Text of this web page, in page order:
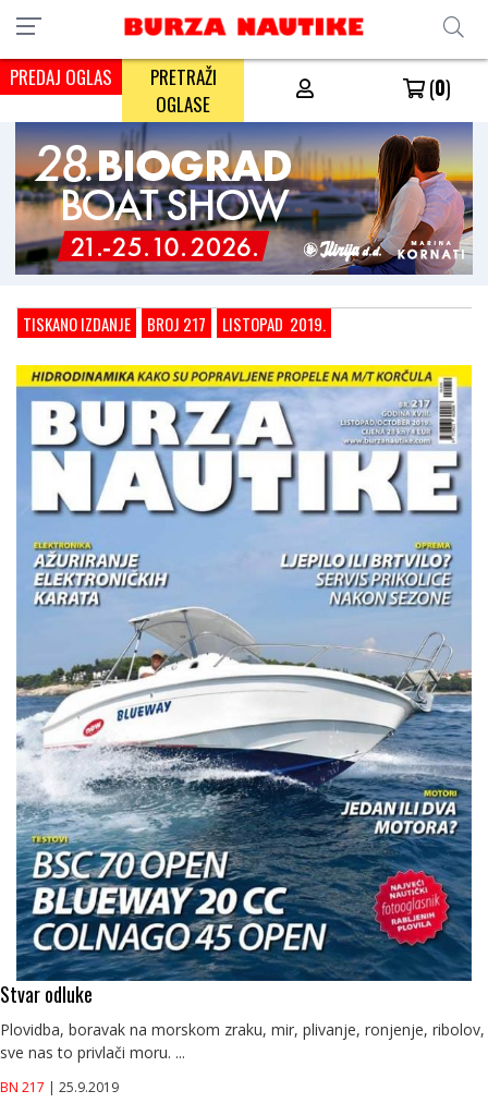
PREDAJ OGLAS
PRETRAŽI
OGLASE
(0)
TISKANO IZDANJE BROJ 217 LISTOPAD 2019.
Stvar odluke
Plovidba, boravak na morskom zraku, mir, plivanje, ronjenje, ribolov,
sve nas to privlači moru. ...
BN 217 | 25.9.2019